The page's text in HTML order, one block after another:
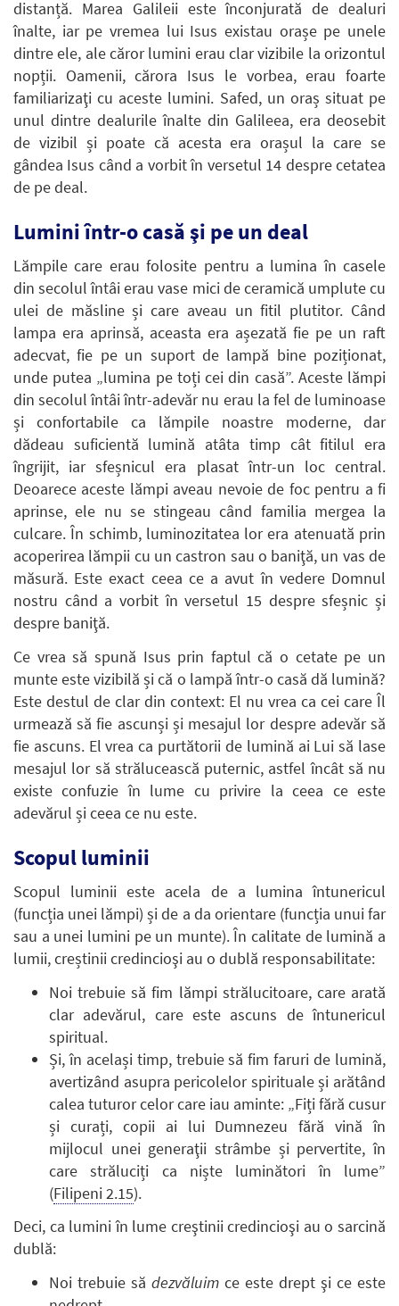
distanță. Marea Galileii este înconjurată de dealuri
înalte, iar pe vremea lui Isus existau orașe pe unele
dintre ele, ale căror lumini erau clar vizibile la orizontul
nopții. Oamenii, cărora Isus le vorbea, erau foarte
familiarizaţi cu aceste lumini. Safed, un oraș situat pe
unul dintre dealurile înalte din Galileea, era deosebit
de vizibil și poate că acesta era orașul la care se
gândea Isus când a vorbit în versetul 14 despre cetatea
de pe deal.
Lumini într-o casă şi pe un deal
Lămpile care erau folosite pentru a lumina în casele
din secolul întâi erau vase mici de ceramică umplute cu
ulei de măsline și care aveau un fitil plutitor. Când
lampa era aprinsă, aceasta era așezată fie pe un raft
adecvat, fie pe un suport de lampă bine poziționat,
unde putea „lumina pe toți cei din casă”. Aceste lămpi
din secolul întâi într-adevăr nu erau la fel de luminoase
și confortabile ca lămpile noastre moderne, dar
dădeau suficientă lumină atâta timp cât fitilul era
îngrijit, iar sfeșnicul era plasat într-un loc central.
Deoarece aceste lămpi aveau nevoie de foc pentru a fi
aprinse, ele nu se stingeau când familia mergea la
culcare. În schimb, luminozitatea lor era atenuată prin
acoperirea lămpii cu un castron sau o baniţă, un vas de
măsură. Este exact ceea ce a avut în vedere Domnul
nostru când a vorbit în versetul 15 despre sfeșnic și
despre baniţă.
Ce vrea să spună Isus prin faptul că o cetate pe un
munte este vizibilă și că o lampă într-o casă dă lumină?
Este destul de clar din context: El nu vrea ca cei care Îl
urmează să fie ascunși și mesajul lor despre adevăr să
fie ascuns. El vrea ca purtătorii de lumină ai Lui să lase
mesajul lor să strălucească puternic, astfel încât să nu
existe confuzie în lume cu privire la ceea ce este
adevărul și ceea ce nu este.
Scopul luminii
Scopul luminii este acela de a lumina întunericul
(funcția unei lămpi) și de a da orientare (funcția unui far
sau a unei lumini pe un munte). În calitate de lumină a
lumii, creștinii credincioşi au o dublă responsabilitate:
Noi trebuie să fim lămpi strălucitoare, care arată
clar adevărul, care este ascuns de întunericul
spiritual.
Și, în același timp, trebuie să fim faruri de lumină,
avertizând asupra pericolelor spirituale și arătând
calea tuturor celor care iau aminte: „Fiți fără cusur
și curați, copii ai lui Dumnezeu fără vină în
mijlocul unei generaţii strâmbe și pervertite, în
care străluciți ca niște luminători în lume”
(Filipeni 2.15).
Deci, ca lumini în lume creştinii credincioşi au o sarcină
dublă:
Noi trebuie să dezvăluim ce este drept şi ce este